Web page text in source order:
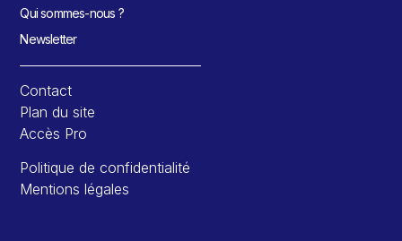
Qui sommes-nous ?
Newsletter
Contact
Plan du site
Accès Pro
Politique de confidentialité
Mentions légales